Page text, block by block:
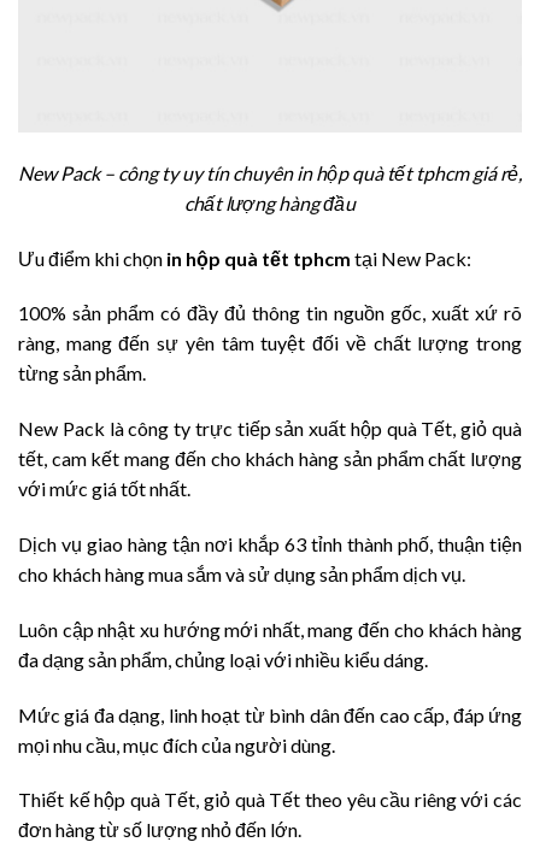
New Pack – công ty uy tín chuyên in hộp quà tết tphcm giá rẻ,
chất lượng hàng đầu
Ưu điểm khi chọn in hộp quà tết tphcm tại New Pack:
100% sản phẩm có đầy đủ thông tin nguồn gốc, xuất xứ rõ
ràng, mang đến sự yên tâm tuyệt đối về chất lượng trong
từng sản phẩm.
New Pack là công ty trực tiếp sản xuất hộp quà Tết, giỏ quà
tết, cam kết mang đến cho khách hàng sản phẩm chất lượng
với mức giá tốt nhất.
Dịch vụ giao hàng tận nơi khắp 63 tỉnh thành phố, thuận tiện
cho khách hàng mua sắm và sử dụng sản phẩm dịch vụ.
Luôn cập nhật xu hướng mới nhất, mang đến cho khách hàng
đa dạng sản phẩm, chủng loại với nhiều kiểu dáng.
Mức giá đa dạng, linh hoạt từ bình dân đến cao cấp, đáp ứng
mọi nhu cầu, mục đích của người dùng.
Thiết kế hộp quà Tết, giỏ quà Tết theo yêu cầu riêng với các
đơn hàng từ số lượng nhỏ đến lớn.